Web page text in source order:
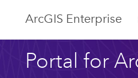
ArcGIS Enterprise
Portal for